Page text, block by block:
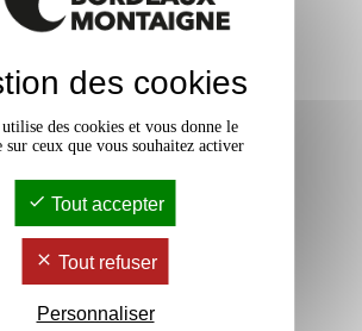
des cookies
des cookies et vous donne le
sur ceux que vous souhaitez activer
Tout accepter
Tout refuser
Personnaliser